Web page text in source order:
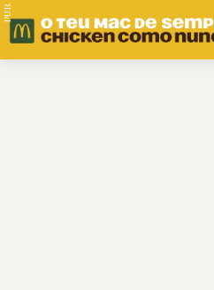
PUB.